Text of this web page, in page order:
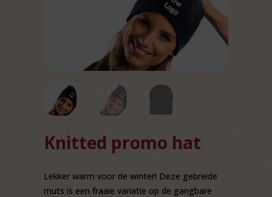
Knitted promo hat
Lekker warm voor de winter! Deze gebreide
muts is een fraaie variatie op de gangbare